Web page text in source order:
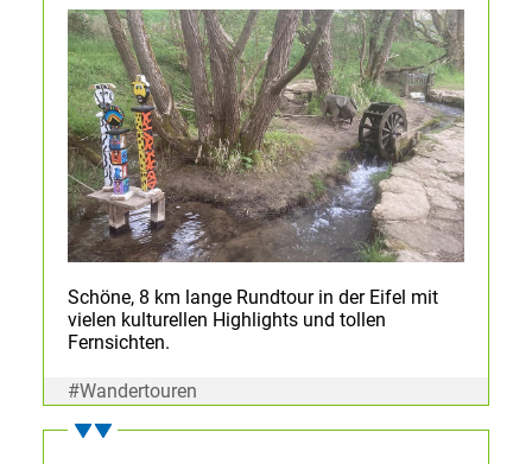
Schöne, 8 km lange Rundtour in der Eifel mit
vielen kulturellen Highlights und tollen
Fernsichten.
#Wandertouren